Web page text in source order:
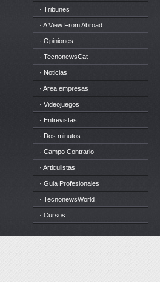
· Tribunes
· A View From Abroad
· Opiniones
· TecnonewsCat
· Noticias
· Area empresas
· Videojuegos
· Entrevistas
· Dos minutos
· Campo Contrario
· Articulistas
· Guia Profesionales
· TecnonewsWorld
· Cursos